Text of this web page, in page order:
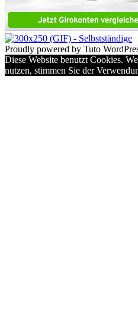
Proudly powered by Tuto
Diese Website benutzt Cookies.
nutzen, stimmen Sie der